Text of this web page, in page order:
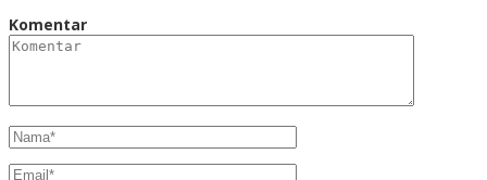
Komentar